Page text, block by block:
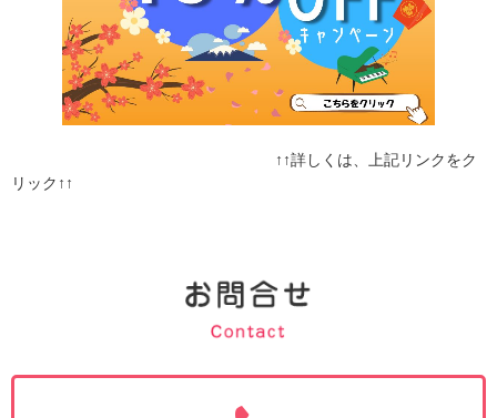
↑↑詳しくは、上記リンクをク
リック↑↑